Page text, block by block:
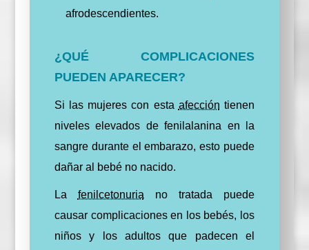
afrodescendientes.
¿QUÉ COMPLICACIONES
PUEDEN APARECER?
Si las mujeres con esta afección tienen
niveles elevados de fenilalanina en la
sangre durante el embarazo, esto puede
dañar al bebé no nacido.
La fenilcetonuria no tratada puede
causar complicaciones en los bebés, los
niños y los adultos que padecen el